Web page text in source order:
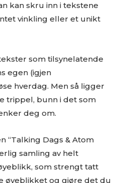
kan skru inn i tekstene
vinkling eller et unikt
som tilsynelatende
egen (igjen
hverdag. Men så ligger
trippel, bunn i det som
deg om.
“Talking Dags & Atom
samling av helt
som strengt tatt
øyeblikket og gjøre det du